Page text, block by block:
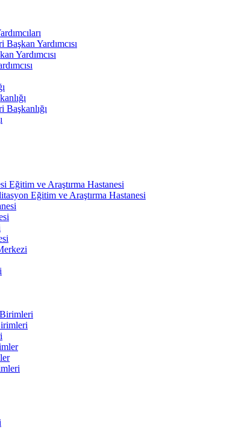
Yardımcısı
Yardımcısı
Eğitim ve Araştırma Hastanesi
Eğitim ve Araştırma Hastanesi